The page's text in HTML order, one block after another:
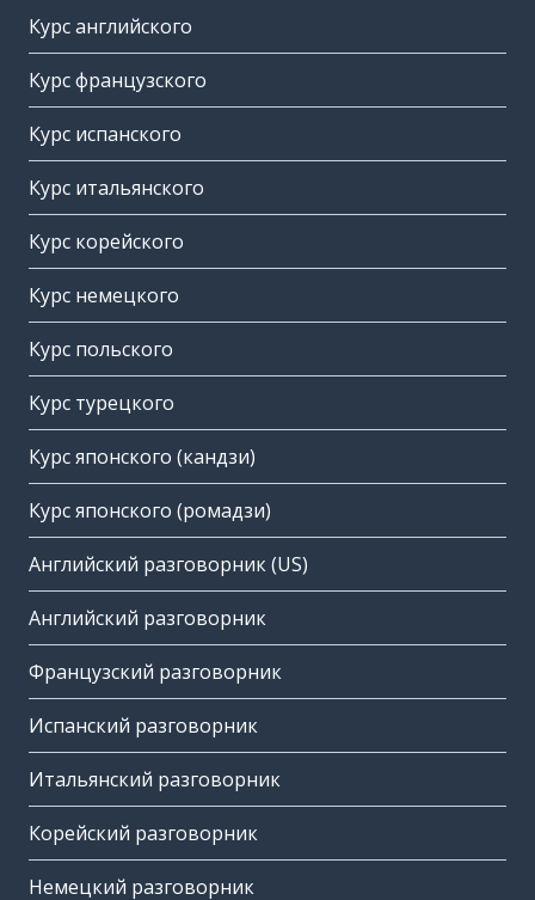
Курс английского
Курс французского
Курс испанского
Курс итальянского
Курс корейского
Курс немецкого
Курс польского
Курс турецкого
Курс японского (кандзи)
Курс японского (ромадзи)
Английский разговорник (US)
Английский разговорник
Французский разговорник
Испанский разговорник
Итальянский разговорник
Корейский разговорник
Немецкий разговорник